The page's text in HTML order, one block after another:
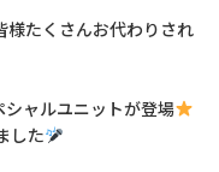
様たくさんお代わりされ
ャルユニットが登場
した